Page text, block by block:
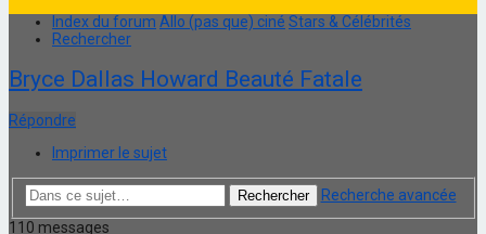
Index du forum Allo (pas que) ciné Stars & Célébrités
Rechercher
Bryce Dallas Howard Beauté Fatale
Répondre
Imprimer le sujet
Rechercher
Recherche avancée
110 messages